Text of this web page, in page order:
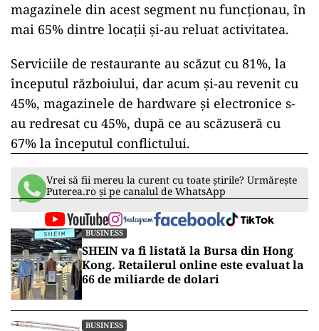
magazinele din acest segment nu funcționau, în
mai 65% dintre locații și-au reluat activitatea.
Serviciile de restaurante au scăzut cu 81%, la
începutul războiului, dar acum și-au revenit cu
45%, magazinele de hardware și electronice s-
au redresat cu 45%, după ce au scăzuseră cu
67% la începutul conflictului.
Vrei să fii mereu la curent cu toate știrile? Urmărește
Puterea.ro și pe canalul de WhatsApp
BUSINESS
SHEIN va fi listată la Bursa din Hong
Kong. Retailerul online este evaluat la
66 de miliarde de dolari
BUSINESS